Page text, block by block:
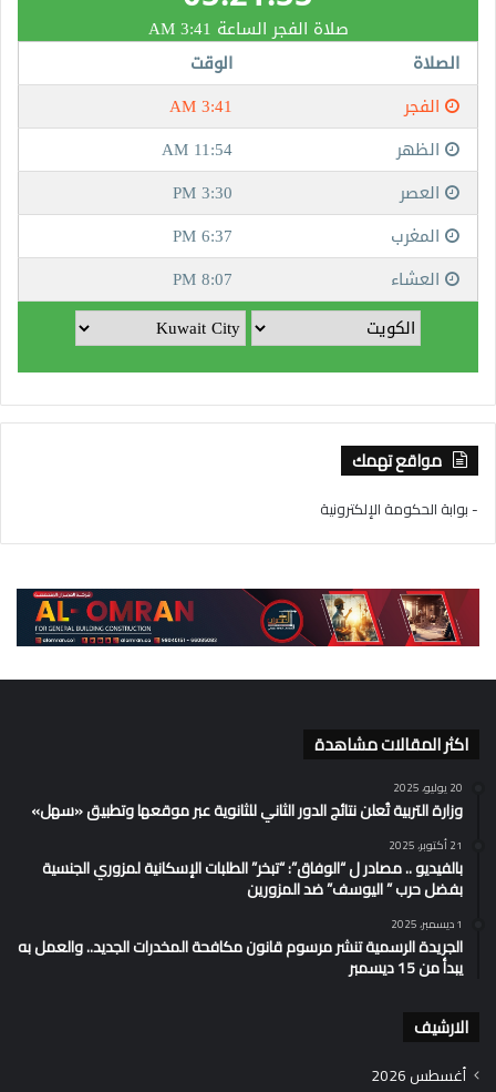
مواقع تهمك
- بوابة الحكومة الإلكترونية
اكثر المقالات مشاهدة
20 يوليو، 2025
وزارة التربية تُعلن نتائج الدور الثاني للثانوية عبر موقعها وتطبيق «سهل»
21 أكتوبر، 2025
بالفيديو .. مصادر ل “الوفاق”: “تبخر” الطلبات الإسكانية لمزوري الجنسية
بفضل حرب ” اليوسف” ضد المزورين
1 ديسمبر، 2025
الجريدة الرسمية تنشر مرسوم قانون مكافحة المخدرات الجديد.. والعمل به
يبدأ من 15 ديسمبر
الارشيف
أغسطس 2026